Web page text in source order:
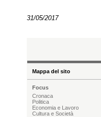
31/05/2017
Mappa del sito
Focus
Cronaca
Politica
Economia e Lavoro
Cultura e Società